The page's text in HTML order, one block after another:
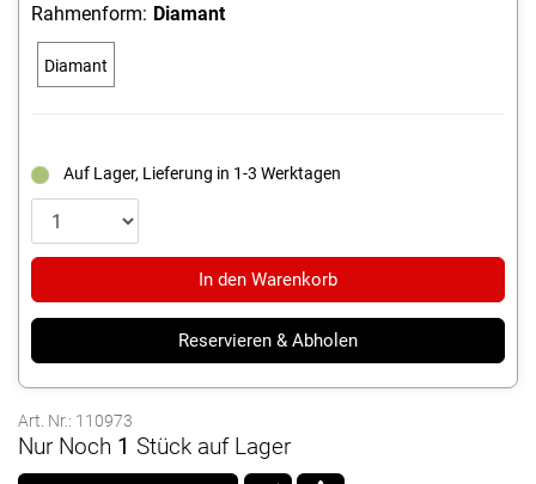
Rahmenform: Diamant
Diamant
Auf Lager, Lieferung in 1-3 Werktagen
In den Warenkorb
Reservieren & Abholen
Art. Nr.: 110973
Nur Noch 1 Stück auf Lager